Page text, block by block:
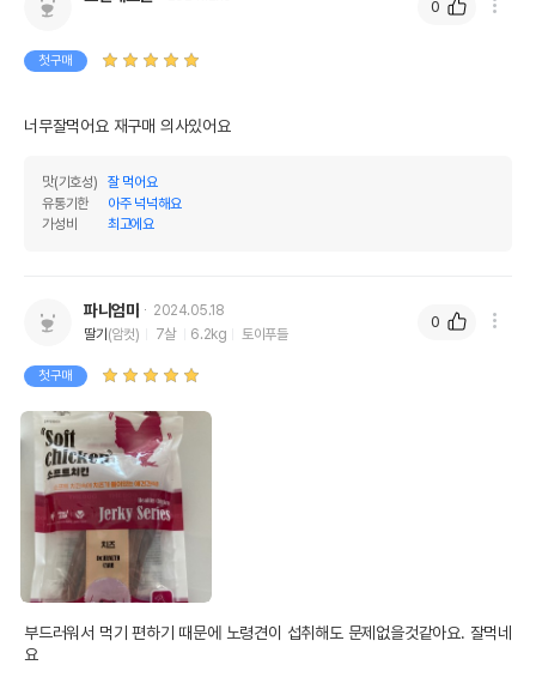
첫구매
너무잘먹어요 재구매 의사있어요
맛(기호성)
잘 먹어요
유통기한
아주 넉넉해요
가성비
최고에요
0
파니엄마
2024.05.18
딸기(암컷) 7살 6.2kg 토이푸들
첫구매
부드러워서 먹기 편하기 때문에 노령견이 섭취해도 문제없을것같아요. 잘먹네
요
0